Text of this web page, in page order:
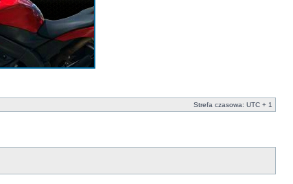
Strefa czasowa: UTC + 1